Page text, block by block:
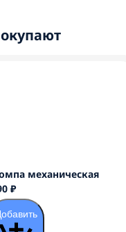
механическая
₽